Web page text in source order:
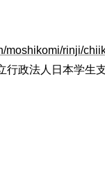
moshikomi/rinji/
行政法人日本学生